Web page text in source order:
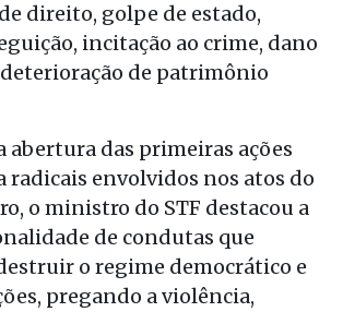
direito, golpe de estado,
incitação ao crime, dano
de patrimônio
abertura das primeiras ações
radicais envolvidos nos atos do
o ministro do STF destacou a
de condutas que
o regime democrático e
pregando a violência,